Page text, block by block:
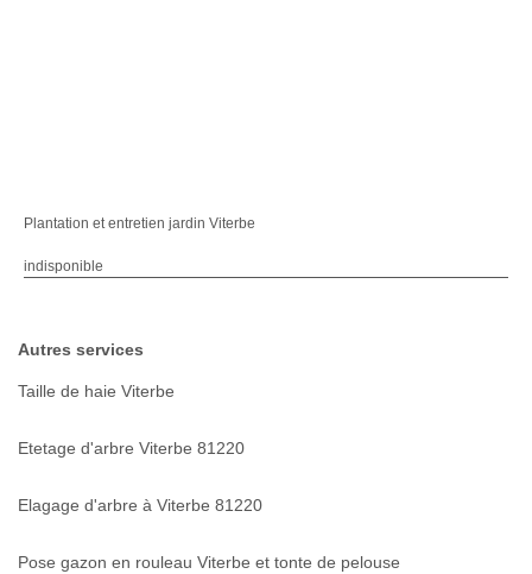
Plantation et entretien jardin Viterbe
indisponible
Autres services
Taille de haie Viterbe
Etetage d'arbre Viterbe 81220
Elagage d'arbre à Viterbe 81220
Pose gazon en rouleau Viterbe et tonte de pelouse